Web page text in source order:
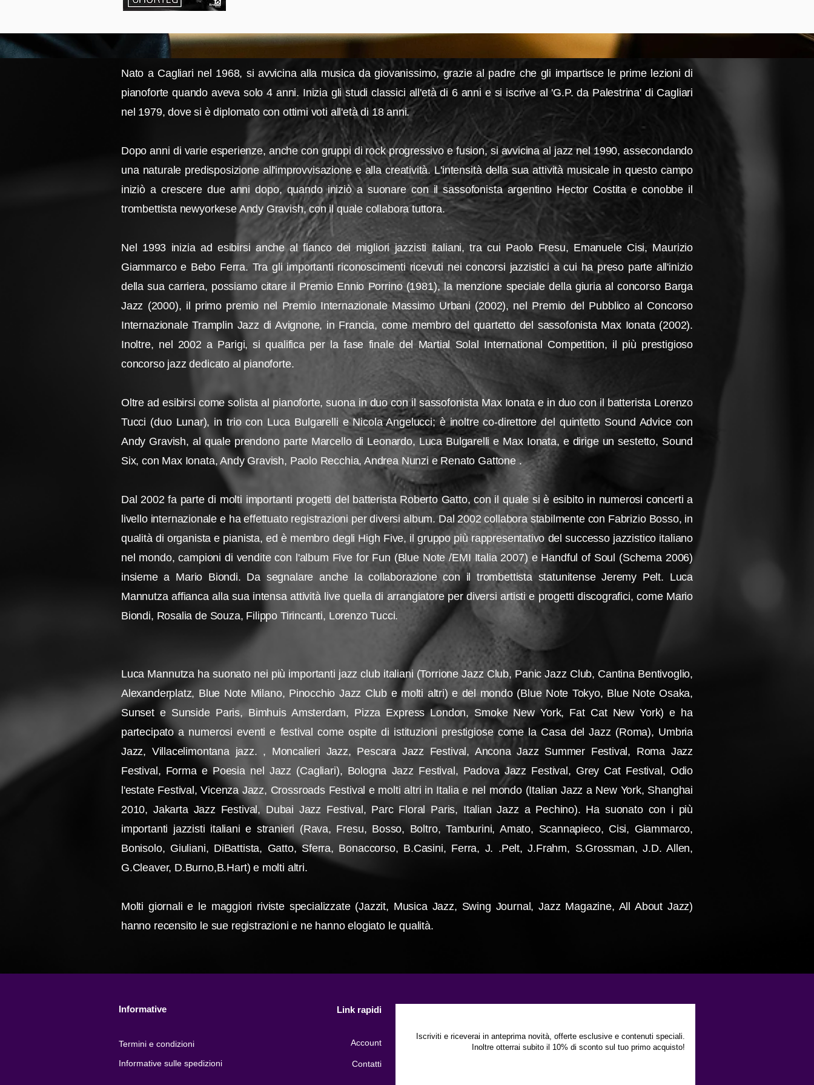
Nato a Cagliari nel 1968, si avvicina alla musica da giovanissimo, grazie al padre che gli impartisce le prime lezioni di
pianoforte quando aveva solo 4 anni. Inizia gli studi classici all'età di 6 anni e si iscrive al 'G.P. da Palestrina' di Cagliari
nel 1979, dove si è diplomato con ottimi voti all'età di 18 anni.
Dopo anni di varie esperienze, anche con gruppi di rock progressivo e fusion, si avvicina al jazz nel 1990, assecondando
una naturale predisposizione all'improvvisazione e alla creatività. L'intensità della sua attività musicale in questo campo
iniziò a crescere due anni dopo, quando iniziò a suonare con il sassofonista argentino Hector Costita e conobbe il
trombettista newyorkese Andy Gravish, con il quale collabora tuttora.
Nel 1993 inizia ad esibirsi anche al fianco dei migliori jazzisti italiani, tra cui Paolo Fresu, Emanuele Cisi, Maurizio
Giammarco e Bebo Ferra. Tra gli importanti riconoscimenti ricevuti nei concorsi jazzistici a cui ha preso parte all'inizio
della sua carriera, possiamo citare il Premio Ennio Porrino (1981), la menzione speciale della giuria al concorso Barga
Jazz (2000), il primo premio nel Premio Internazionale Massimo Urbani (2002), nel Premio del Pubblico al Concorso
Internazionale Tramplin Jazz di Avignone, in Francia, come membro del quartetto del sassofonista Max Ionata (2002).
Inoltre, nel 2002 a Parigi, si qualifica per la fase finale del Martial Solal International Competition, il più prestigioso
concorso jazz dedicato al pianoforte.
Oltre ad esibirsi come solista al pianoforte, suona in duo con il sassofonista Max Ionata e in duo con il batterista Lorenzo
Tucci (duo Lunar), in trio con Luca Bulgarelli e Nicola Angelucci; è inoltre co-direttore del quintetto Sound Advice con
Andy Gravish, al quale prendono parte Marcello di Leonardo, Luca Bulgarelli e Max Ionata, e dirige un sestetto, Sound
Six, con Max Ionata, Andy Gravish, Paolo Recchia, Andrea Nunzi e Renato Gattone .
Dal 2002 fa parte di molti importanti progetti del batterista Roberto Gatto, con il quale si è esibito in numerosi concerti a
livello internazionale e ha effettuato registrazioni per diversi album. Dal 2002 collabora stabilmente con Fabrizio Bosso, in
qualità di organista e pianista, ed è membro degli High Five, il gruppo più rappresentativo del successo jazzistico italiano
nel mondo, campioni di vendite con l'album Five for Fun (Blue Note /EMI Italia 2007) e Handful of Soul (Schema 2006)
insieme a Mario Biondi. Da segnalare anche la collaborazione con il trombettista statunitense Jeremy Pelt. Luca
Mannutza affianca alla sua intensa attività live quella di arrangiatore per diversi artisti e progetti discografici, come Mario
Biondi, Rosalia de Souza, Filippo Tirincanti, Lorenzo Tucci.
Luca Mannutza ha suonato nei più importanti jazz club italiani (Torrione Jazz Club, Panic Jazz Club, Cantina Bentivoglio,
Alexanderplatz, Blue Note Milano, Pinocchio Jazz Club e molti altri) e del mondo (Blue Note Tokyo, Blue Note Osaka,
Sunset e Sunside Paris, Bimhuis Amsterdam, Pizza Express London, Smoke New York, Fat Cat New York) e ha
partecipato a numerosi eventi e festival come ospite di istituzioni prestigiose come la Casa del Jazz (Roma), Umbria
Jazz, Villacelimontana jazz. , Moncalieri Jazz, Pescara Jazz Festival, Ancona Jazz Summer Festival, Roma Jazz
Festival, Forma e Poesia nel Jazz (Cagliari), Bologna Jazz Festival, Padova Jazz Festival, Grey Cat Festival, Odio
l'estate Festival, Vicenza Jazz, Crossroads Festival e molti altri in Italia e nel mondo (Italian Jazz a New York, Shanghai
2010, Jakarta Jazz Festival, Dubai Jazz Festival, Parc Floral Paris, Italian Jazz a Pechino). Ha suonato con i più
importanti jazzisti italiani e stranieri (Rava, Fresu, Bosso, Boltro, Tamburini, Amato, Scannapieco, Cisi, Giammarco,
Bonisolo, Giuliani, DiBattista, Gatto, Sferra, Bonaccorso, B.Casini, Ferra, J. .Pelt, J.Frahm, S.Grossman, J.D. Allen,
G.Cleaver, D.Burno,B.Hart) e molti altri.
Molti giornali e le maggiori riviste specializzate (Jazzit, Musica Jazz, Swing Journal, Jazz Magazine, All About Jazz)
hanno recensito le sue registrazioni e ne hanno elogiato le qualità.
Informative
Termini e condizioni
Informative sulle spedizioni
Link rapidi
Account
Contatti
Iscriviti e riceverai in anteprima novità, offerte esclusive e contenuti speciali.
Inoltre otterrai subito il 10% di sconto sul tuo primo acquisto!